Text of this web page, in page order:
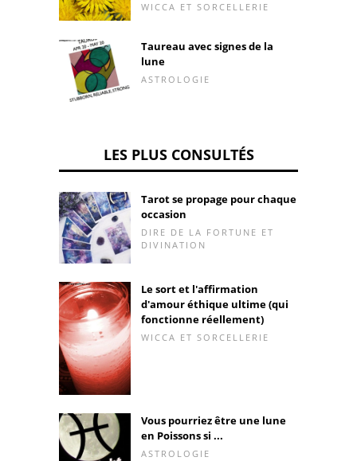
WICCA ET SORCELLERIE
Taureau avec signes de la
lune
ASTROLOGIE
LES PLUS CONSULTÉS
Tarot se propage pour chaque
occasion
DIRE DE LA FORTUNE ET
DIVINATION
Le sort et l'affirmation
d'amour éthique ultime (qui
fonctionne réellement)
WICCA ET SORCELLERIE
Vous pourriez être une lune
en Poissons si ...
ASTROLOGIE